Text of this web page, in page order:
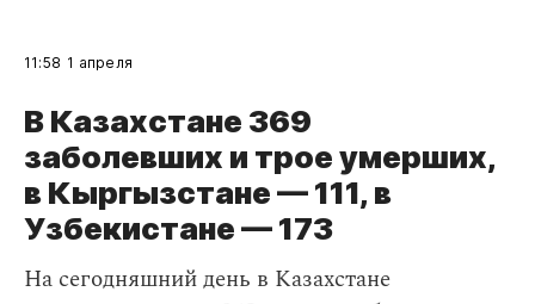
11:58 1 апреля
В Казахстане 369
заболевших и трое умерших,
в Кыргызстане — 111, в
Узбекистане — 173
На сегодняшний день в Казахстане